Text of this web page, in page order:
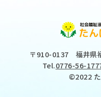
〒910-0137 福井県
Tel.0776-56-
©2022